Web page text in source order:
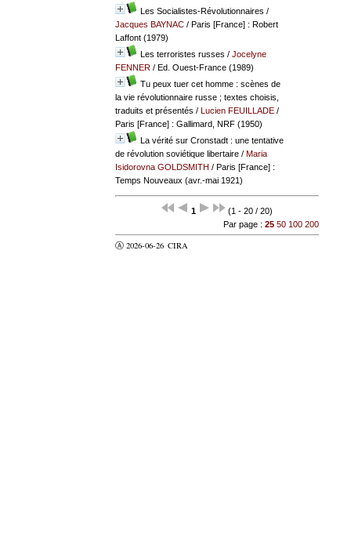
Les Socialistes-Révolutionnaires /
Jacques BAYNAC/ Paris [France] : Robert
Laffont (1979)
Les terroristes russes / Jocelyne
FENNER/ Ed. Ouest-France (1989)
Tu peux tuer cet homme : scènes de
la vie révolutionnaire russe ; textes choisis,
traduits et présentés / Lucien FEUILLADE/
Paris [France] : Gallimard, NRF (1950)
La vérité sur Cronstadt : une tentative
de révolution soviétique libertaire/ Maria
Isidorovna GOLDSMITH / Paris [France] :
Temps Nouveaux (avr.-mai 1921)
1
(1 - 20 / 20)
Par page : 25 50 100 200
Ⓐ 2026-06-26 CIRA